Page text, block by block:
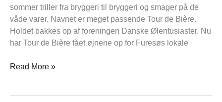
sommer triller fra bryggeri til bryggeri og smager på de
våde varer. Navnet er meget passende Tour de Bière.
Holdet bakkes op af foreningen Danske Ølentusiaster. Nu
har Tour de Bière fået øjnene op for Furesøs lokale
Read More »